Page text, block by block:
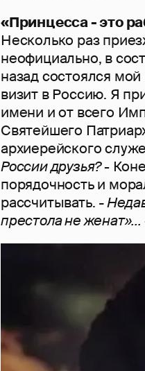
«Принцесса - это
Несколько раз
неофициально, в
назад состоялся
визит в Россию. Я
имени и от всего
Святейшего
архиерейского
России друзья?-
порядочность и
рассчитывать. -
престола не женат»...